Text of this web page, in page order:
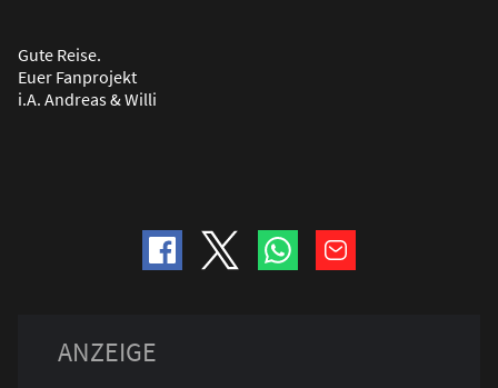
Gute Reise.
Euer Fanprojekt
i.A. Andreas & Willi